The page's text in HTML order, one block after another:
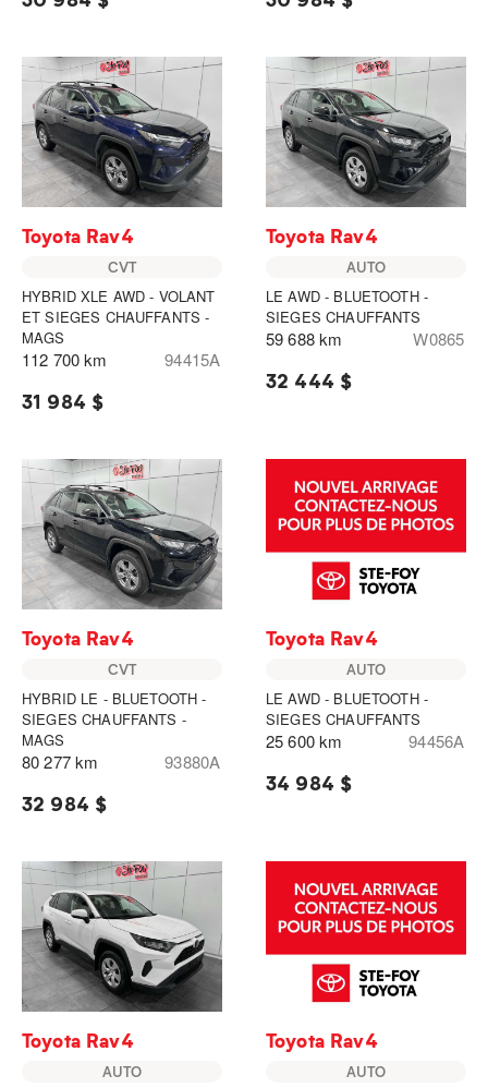
Toyota Rav4
CVT
HYBRID XLE AWD - VOLANT
ET SIEGES CHAUFFANTS -
MAGS
112 700 km 94415A
31 984 $
Toyota Rav4
AUTO
LE AWD - BLUETOOTH -
SIEGES CHAUFFANTS
59 688 km W0865
32 444 $
Toyota Rav4
CVT
HYBRID LE - BLUETOOTH -
SIEGES CHAUFFANTS -
MAGS
80 277 km 93880A
32 984 $
Toyota Rav4
AUTO
LE AWD - BLUETOOTH -
SIEGES CHAUFFANTS
25 600 km 94456A
34 984 $
Toyota Rav4
AUTO
Toyota Rav4
AUTO